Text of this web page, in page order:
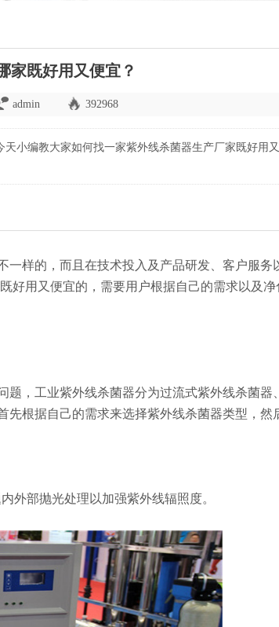
家既好用又便宜？
admin 392968
小编教大家如何找一家紫外线杀菌器生产厂家既好用
一样的，而且在技术投入及产品研发、客户服务
既好用又便宜的，需要用户根据自己的需求以及
，工业紫外线杀菌器分为过流式紫外线杀菌器
根据自己的需求来选择紫外线杀菌器类型，然
外部抛光处理以加强紫外线辐照度。